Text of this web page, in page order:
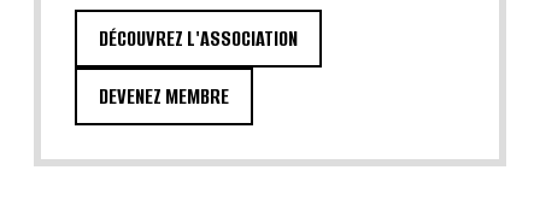
DÉCOUVREZ L'ASSOCIATION
DEVENEZ MEMBRE